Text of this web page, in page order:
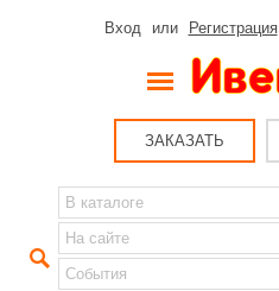
Вход или Регистрация
ЗАКАЗАТЬ